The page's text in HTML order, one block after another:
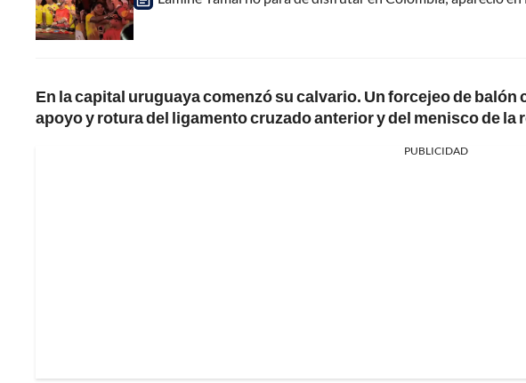
En la capital uruguaya comenzó su calvario. Un forcejeo de balón
apoyo y rotura del ligamento cruzado anterior y del menisco de la
PUBLICIDAD